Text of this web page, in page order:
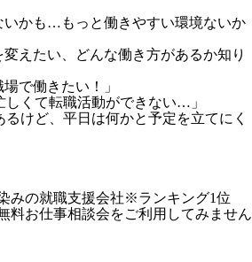
いかも…もっと働きやすい環境ないか
えたい、どんな働き方があるか知り
で働きたい！」
くて転職活動ができない…」
けど、平日は何かと予定を立てにく
みの就職支援会社※ランキング1位
料お仕事相談会をご利用してみません